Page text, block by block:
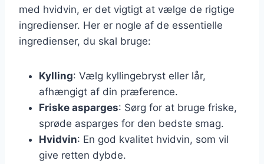
med hvidvin, er det vigtigt at vælge de rigtige
ingredienser. Her er nogle af de essentielle
ingredienser, du skal bruge:
Kylling: Vælg kyllingebryst eller lår,
afhængigt af din præference.
Friske asparges: Sørg for at bruge friske,
sprøde asparges for den bedste smag.
Hvidvin: En god kvalitet hvidvin, som vil
give retten dybde.